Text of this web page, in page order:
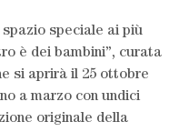
speciale ai più
è dei bambini”, curata
si aprirà il 25 ottobre
a marzo con undici
originale della